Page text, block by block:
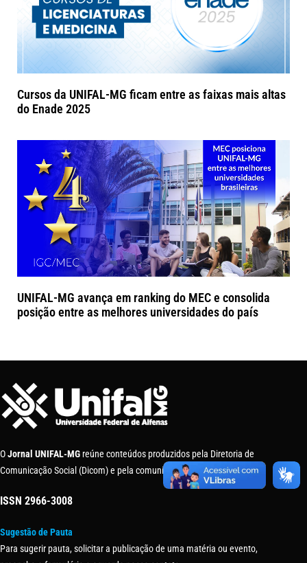
Cursos da UNIFAL-MG ficam entre as faixas mais altas
do Enade 2025
UNIFAL-MG avança em ranking do MEC e consolida
posição entre as melhores universidades do país
OJornal UNIFAL-MG reúne conteúdos produzidos pela Diretoria de
Comunicação Social (Dicom) e pela comunidade universitária.
ISSN 2966-3008
Sugestão de Pauta
Para sugerir pauta, solicitar a publicação de uma matéria ou evento,